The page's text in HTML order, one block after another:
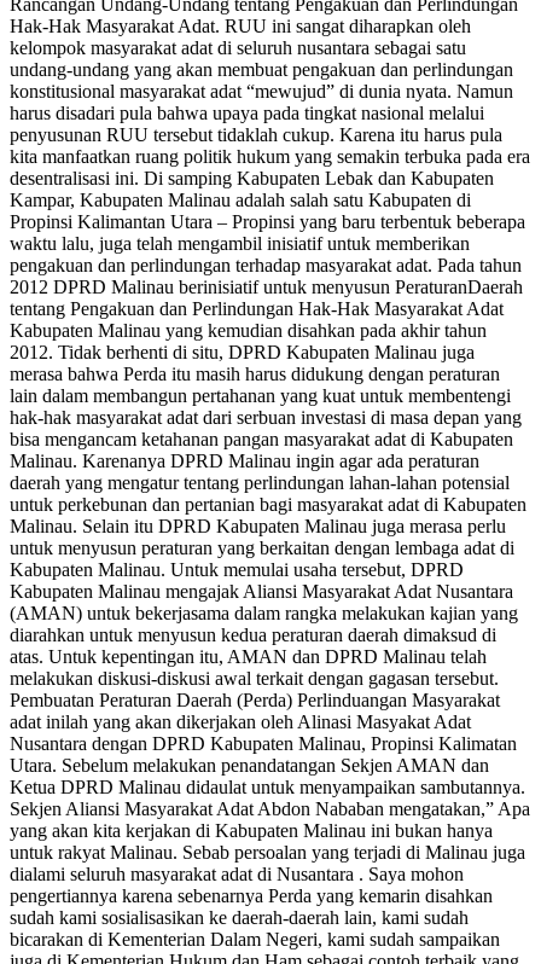
Hak-Hak Masyarakat Adat. RUU ini sangat diharapkan oleh
kelompok masyarakat adat di seluruh nusantara sebagai satu
undang-undang yang akan membuat pengakuan dan perlindungan
konstitusional masyarakat adat “mewujud” di dunia nyata. Namun
harus disadari pula bahwa upaya pada tingkat nasional melalui
penyusunan RUU tersebut tidaklah cukup. Karena itu harus pula
kita manfaatkan ruang politik hukum yang semakin terbuka pada era
desentralisasi ini. Di samping Kabupaten Lebak dan Kabupaten
Kampar, Kabupaten Malinau adalah salah satu Kabupaten di
Propinsi Kalimantan Utara – Propinsi yang baru terbentuk beberapa
waktu lalu, juga telah mengambil inisiatif untuk memberikan
pengakuan dan perlindungan terhadap masyarakat adat. Pada tahun
2012 DPRD Malinau berinisiatif untuk menyusun PeraturanDaerah
tentang Pengakuan dan Perlindungan Hak-Hak Masyarakat Adat
Kabupaten Malinau yang kemudian disahkan pada akhir tahun
2012. Tidak berhenti di situ, DPRD Kabupaten Malinau juga
merasa bahwa Perda itu masih harus didukung dengan peraturan
lain dalam membangun pertahanan yang kuat untuk membentengi
hak-hak masyarakat adat dari serbuan investasi di masa depan yang
bisa mengancam ketahanan pangan masyarakat adat di Kabupaten
Malinau. Karenanya DPRD Malinau ingin agar ada peraturan
daerah yang mengatur tentang perlindungan lahan-lahan potensial
untuk perkebunan dan pertanian bagi masyarakat adat di Kabupaten
Malinau. Selain itu DPRD Kabupaten Malinau juga merasa perlu
untuk menyusun peraturan yang berkaitan dengan lembaga adat di
Kabupaten Malinau. Untuk memulai usaha tersebut, DPRD
Kabupaten Malinau mengajak Aliansi Masyarakat Adat Nusantara
(AMAN) untuk bekerjasama dalam rangka melakukan kajian yang
diarahkan untuk menyusun kedua peraturan daerah dimaksud di
atas. Untuk kepentingan itu, AMAN dan DPRD Malinau telah
melakukan diskusi-diskusi awal terkait dengan gagasan tersebut.
Pembuatan Peraturan Daerah (Perda) Perlinduangan Masyarakat
adat inilah yang akan dikerjakan oleh Alinasi Masyakat Adat
Nusantara dengan DPRD Kabupaten Malinau, Propinsi Kalimatan
Utara. Sebelum melakukan penandatangan Sekjen AMAN dan
Ketua DPRD Malinau didaulat untuk menyampaikan sambutannya.
Sekjen Aliansi Masyarakat Adat Abdon Nababan mengatakan,” Apa
yang akan kita kerjakan di Kabupaten Malinau ini bukan hanya
untuk rakyat Malinau. Sebab persoalan yang terjadi di Malinau juga
dialami seluruh masyarakat adat di Nusantara . Saya mohon
pengertiannya karena sebenarnya Perda yang kemarin disahkan
sudah kami sosialisasikan ke daerah-daerah lain, kami sudah
bicarakan di Kementerian Dalam Negeri, kami sudah sampaikan